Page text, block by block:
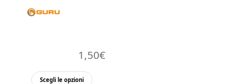
1,50€
Scegli le opzioni
Questo